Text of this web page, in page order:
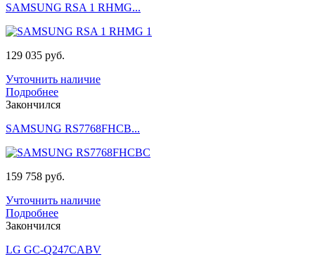
SAMSUNG RSA 1 RHMG...
129 035 руб.
Учточнить наличие
Подробнее
Закончился
SAMSUNG RS7768FHCB...
159 758 руб.
Учточнить наличие
Подробнее
Закончился
LG GC-Q247CABV